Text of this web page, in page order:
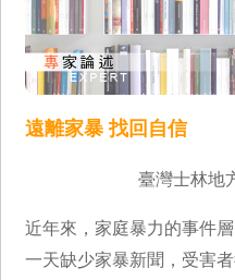
遠離家暴 找回自信
臺灣士林地
近年來，家庭暴力的事件
一天缺少家暴新聞，受害